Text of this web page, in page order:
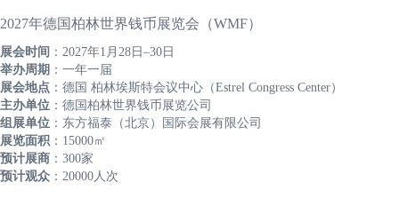
2027年德国柏林世界钱币展览会（WMF）
展会时间 ：2027年1月28日–30日
举办周期 ：一年一届
展会地点 ：德国 柏林埃斯特会议中心（Estrel Congress Center）
主办单位 ：德国柏林世界钱币展览公司
组展单位 ：东方福泰（北京）国际会展有限公司
展览面积 ：15000㎡
预计展商 ：300家
预计观众 ：20000人次